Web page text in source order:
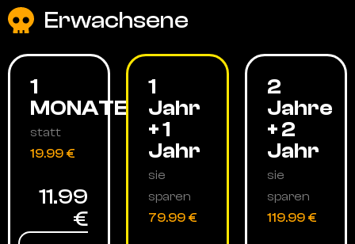
Erwachsene
1
MONATE
statt
19.99 €
11.99
€
1
Jahr
+ 1
Jahr
sie
sparen
79.99 €
2
Jahre
+ 2
Jahr
sie
sparen
119.99 €